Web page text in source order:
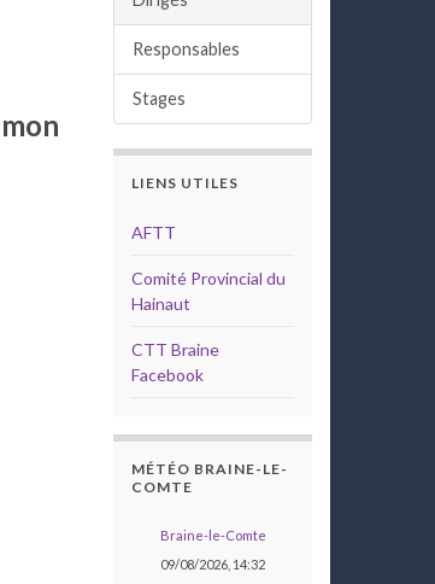
Responsables
Stages
LIENS UTILES
AFTT
Comité Provincial du
Hainaut
CTT Braine
Facebook
MÉTÉO BRAINE-LE-
COMTE
Braine-le-Comte
09/08/2026, 14:32